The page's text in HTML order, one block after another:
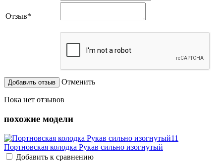
Отзыв*
Отменить
Пока нет отзывов
похожие модели
Портновская колодка Рукав сильно изогнутый
Добавить к сравнению